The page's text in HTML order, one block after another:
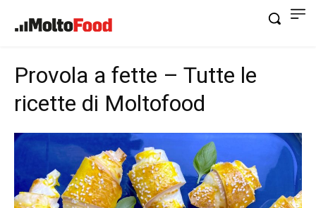
Provola a fette – Tutte le
ricette di Moltofood